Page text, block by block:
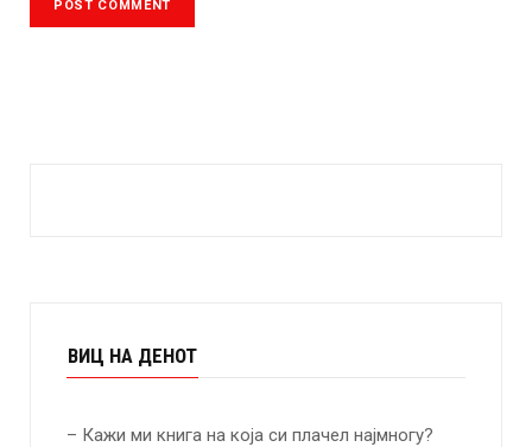
ВИЦ НА ДЕНОТ
– Кажи ми книга на која си плачел најмногу?